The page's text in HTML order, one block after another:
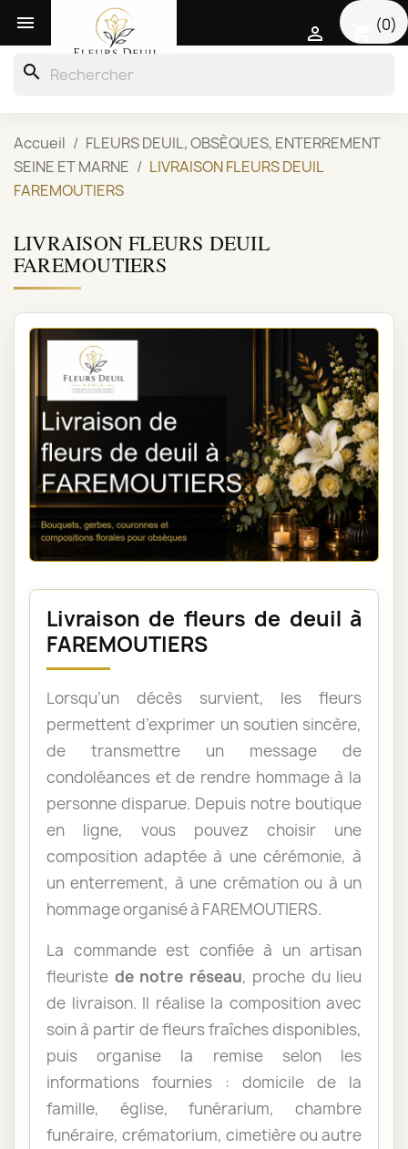
 (0)

search
Accueil
FLEURS DEUIL, OBSÈQUES, ENTERREMENT
SEINE ET MARNE
LIVRAISON FLEURS DEUIL
FAREMOUTIERS
LIVRAISON FLEURS DEUIL
FAREMOUTIERS
Livraison de fleurs de deuil à
FAREMOUTIERS
Lorsqu’un décès survient, les fleurs
permettent d’exprimer un soutien sincère,
de transmettre un message de
condoléances et de rendre hommage à la
personne disparue. Depuis notre boutique
en ligne, vous pouvez choisir une
composition adaptée à une cérémonie, à
un enterrement, à une crémation ou à un
hommage organisé à FAREMOUTIERS.
La commande est confiée à un artisan
fleuriste de notre réseau, proche du lieu
de livraison. Il réalise la composition avec
soin à partir de fleurs fraîches disponibles,
puis organise la remise selon les
informations fournies : domicile de la
famille, église, funérarium, chambre
funéraire, crématorium, cimetière ou autre